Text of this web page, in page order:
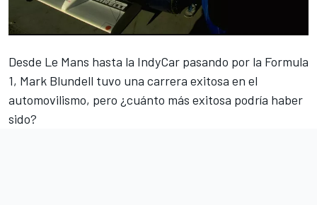
Desde Le Mans hasta la IndyCar pasando por la Formula
1, Mark Blundell tuvo una carrera exitosa en el
automovilismo, pero ¿cuánto más exitosa podría haber
sido?